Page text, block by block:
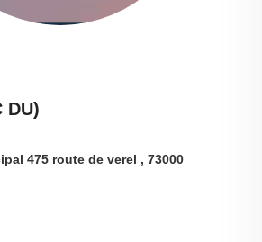
DU)
475 route de verel , 73000